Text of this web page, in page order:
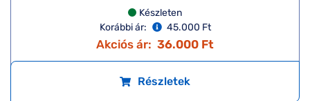
Készleten
Korábbi ár:
45.000 Ft
Akciós ár: 36.000 Ft
Részletek